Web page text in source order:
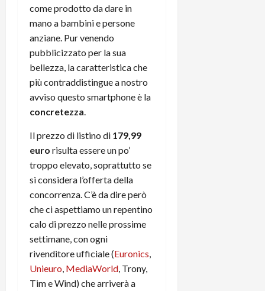
come prodotto da dare in
mano a bambini e persone
anziane. Pur venendo
pubblicizzato per la sua
bellezza, la caratteristica che
più contraddistingue a nostro
avviso questo smartphone è la
concretezza.
Il prezzo di listino di 179,99
euro risulta essere un po’
troppo elevato, soprattutto se
si considera l’offerta della
concorrenza. C’è da dire però
che ci aspettiamo un repentino
calo di prezzo nelle prossime
settimane, con ogni
rivenditore ufficiale (Euronics,
Unieuro, MediaWorld, Trony,
Tim e Wind) che arriverà a